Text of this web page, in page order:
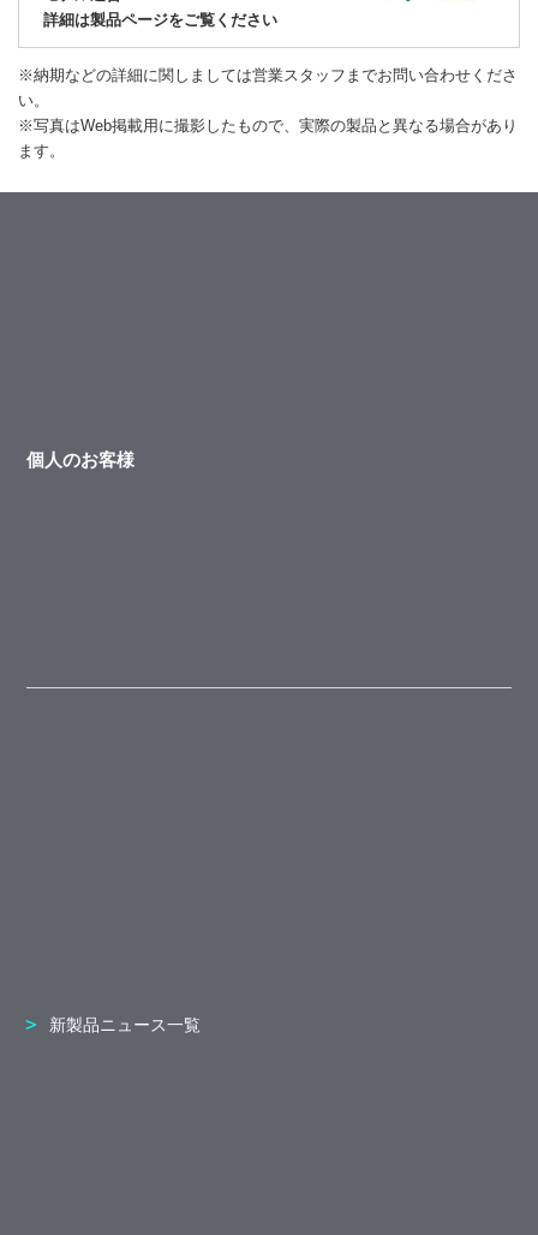
詳細は製品ページをご覧ください
※納期などの詳細に関しましては営業スタッフまでお問い合わせくださ
い。
※写真はWeb掲載用に撮影したもので、実際の製品と異なる場合があり
ます。
個人のお客様
新製品ニュース一覧